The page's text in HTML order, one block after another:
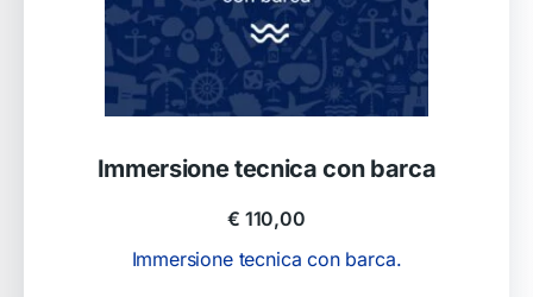
Immersione tecnica con barca
€ 110,00
Immersione tecnica con barca.